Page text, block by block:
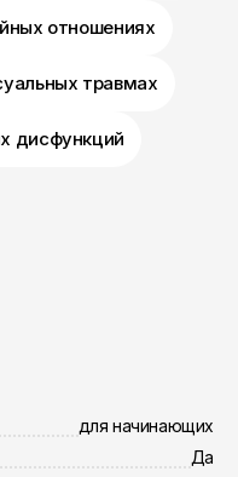
отношениях
травмах
дисфункций
для начинающих
Да